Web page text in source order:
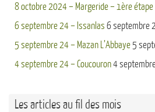
8 octobre 2024 – Margeride – 1ère étape
6 septembre 24 – Issanlas 6 septembre
5 septembre 24 – Mazan L’Abbaye 5
4 septembre 24 – Coucouron4
Les articles au fil des mois